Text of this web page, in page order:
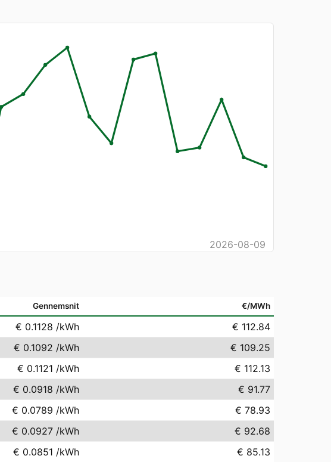
2026-08-09
Gennemsnit €/MWh
€ 0.1128 /kWh
€ 112.84
€ 0.1092 /kWh
€ 109.25
€ 0.1121 /kWh
€ 112.13
€ 0.0918 /kWh
€ 91.77
€ 0.0789 /kWh
€ 78.93
€ 0.0927 /kWh
€ 92.68
€ 0.0851 /kWh
€ 85.13